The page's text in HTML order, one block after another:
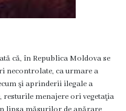
că, în Republica Moldova se
necontrolate, ca urmare a
şi aprinderii ilegale a
resturile menajere ori vegetaţia